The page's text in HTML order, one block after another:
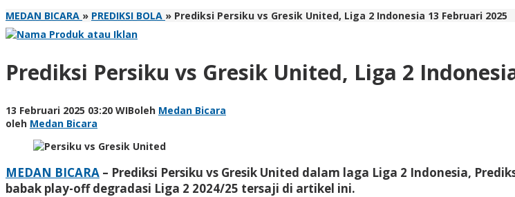
MEDAN BICARA » PREDIKSI BOLA » Prediksi Persiku vs Gresik United, Liga 2 Indonesia 13 Februari 2025
Prediksi Persiku vs Gresik United, Liga 2
13 Februari 2025 03:20 WIBoleh Medan Bicara
oleh Medan Bicara
MEDAN BICARA – Prediksi Persiku vs Gresik United dalam laga Liga 2 Indonesia,
babak play-off degradasi Liga 2 2024/25 tersaji di artikel ini.